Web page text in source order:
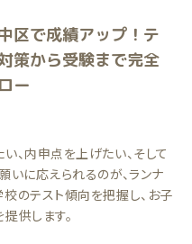
区で成績アップ！テ
策から受験まで完全
ー
、内申点を上げたい、そして
いに応えられるのが、ランナ
のテスト傾向を把握し、お子
供します。